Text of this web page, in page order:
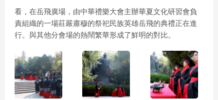
看，在岳飛廣場，由中華禮樂大會主辦華夏文化研習會負
責組織的一場莊嚴肅穆的祭祀民族英雄岳飛的典禮正在進
行。與其他分會場的熱鬧繁華形成了鮮明的對比。